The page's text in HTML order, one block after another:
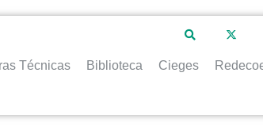
Técnicas Biblioteca Cieges